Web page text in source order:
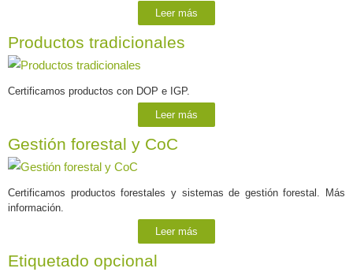
Leer más
Productos tradicionales
Certificamos productos con DOP e IGP.
Leer más
Gestión forestal y CoC
Certificamos productos forestales y sistemas de gestión forestal. Más
información.
Leer más
Etiquetado opcional